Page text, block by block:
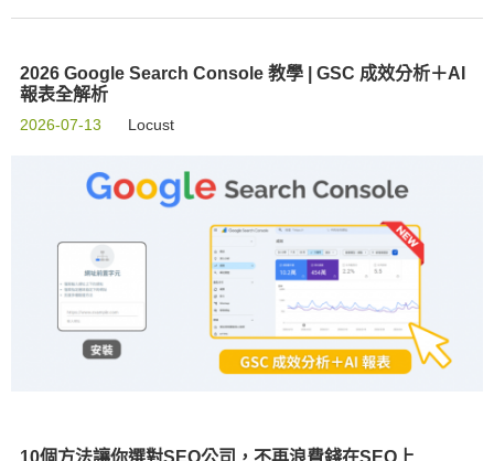
2026 Google Search Console 教學 | GSC 成效分析＋AI
報表全解析
2026-07-13 Locust